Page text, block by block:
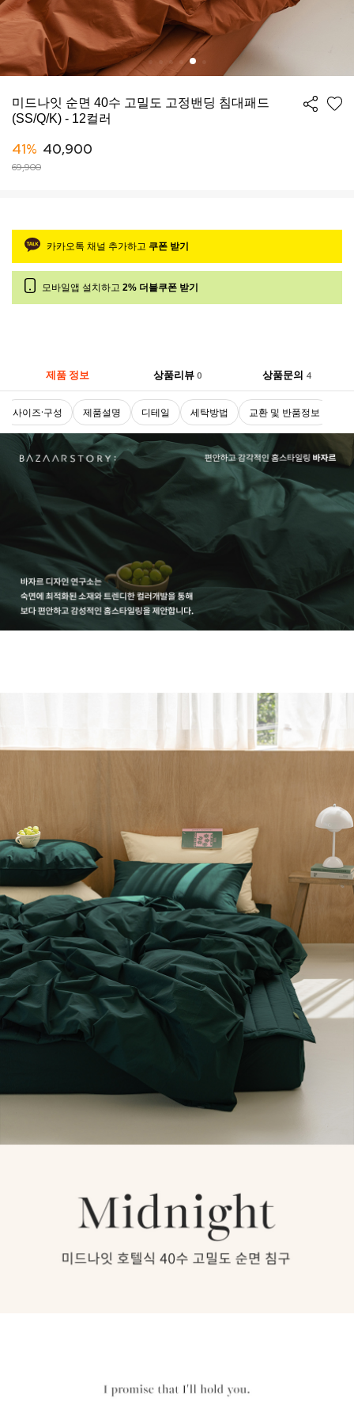
미드나잇 순면 40수 고밀도 고정밴딩 침대패드
(SS/Q/K) - 12컬러
41% 40,900
69,900
카카오톡 채널 추가하고 쿠폰 받기
모바일앱 설치하고 2% 더블쿠폰 받기
제품 정보 상품리뷰 0 상품문의 4
사이즈·구성 제품설명 디테일 세탁방법 교환 및 반품정보